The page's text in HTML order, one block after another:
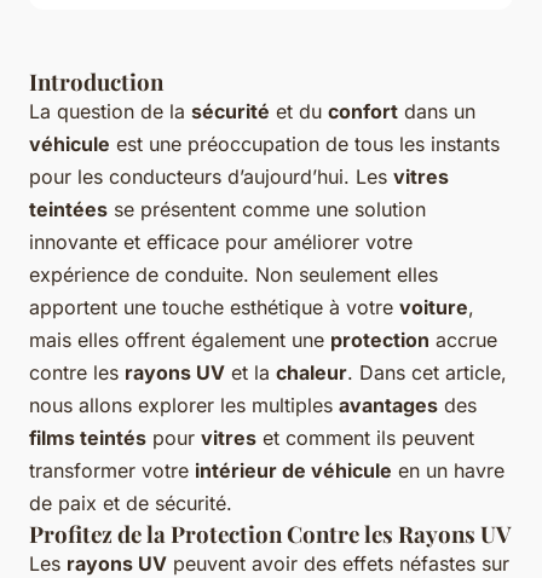
Introduction
La question de la sécurité et du confort dans un
véhicule est une préoccupation de tous les instants
pour les conducteurs d’aujourd’hui. Les vitres
teintées se présentent comme une solution
innovante et efficace pour améliorer votre
expérience de conduite. Non seulement elles
apportent une touche esthétique à votre voiture,
mais elles offrent également une protection accrue
contre les rayons UV et la chaleur. Dans cet article,
nous allons explorer les multiples avantages des
films teintés pour vitres et comment ils peuvent
transformer votre intérieur de véhicule en un havre
de paix et de sécurité.
Profitez de la Protection Contre les Rayons UV
Les rayons UV peuvent avoir des effets néfastes sur